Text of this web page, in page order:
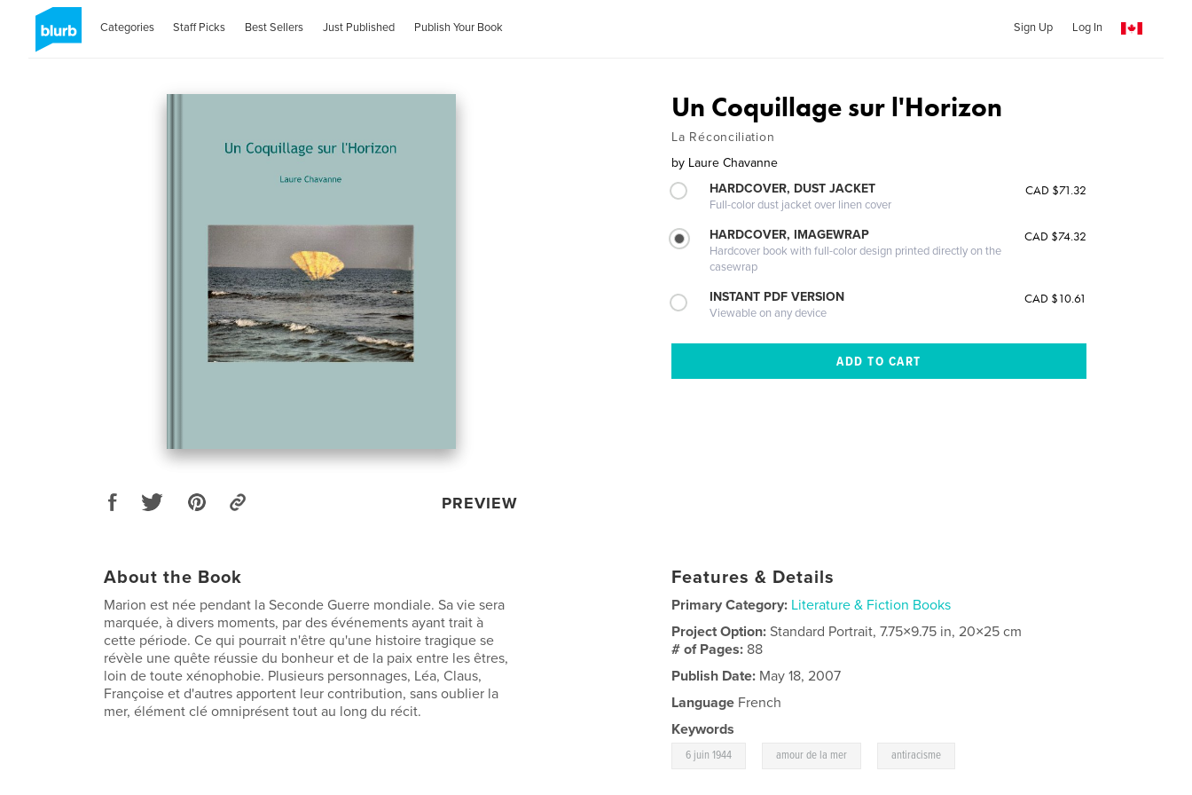
Categories Staff Picks Best Sellers Just Published Publish Your Book Sign Up Log In
PREVIEW
Un Coquillage sur l'Horizon
La Réconciliation
by Laure Chavanne
HARDCOVER, DUST JACKET
Full-color dust jacket over linen cover
CAD $71.32
HARDCOVER, IMAGEWRAP
Hardcover book with full-color design printed directly on the
casewrap
CAD $74.32
INSTANT PDF VERSION
Viewable on any device
CAD $10.61
About the Book
Marion est née pendant la Seconde Guerre mondiale. Sa vie sera
marquée, à divers moments, par des événements ayant trait à
cette période. Ce qui pourrait n'être qu'une histoire tragique se
révèle une quête réussie du bonheur et de la paix entre les êtres,
loin de toute xénophobie. Plusieurs personnages, Léa, Claus,
Françoise et d'autres apportent leur contribution, sans oublier la
mer, élément clé omniprésent tout au long du récit.
Features & Details
Primary Category: Literature & Fiction Books
Project Option:Standard Portrait, 7.75×9.75 in, 20×25 cm
# of Pages: 88
Publish Date: May 18, 2007
Language French
Keywords
6 juin 1944 amour de la mer antiracisme